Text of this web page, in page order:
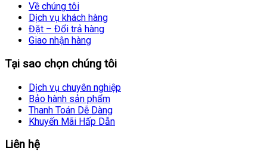
Về chúng tôi
Dịch vụ khách hàng
Đặt – Đổi trả hàng
Giao nhận hàng
Tại sao chọn chúng tôi
Dịch vụ chuyên nghiệp
Bảo hành sản phẩm
Thanh Toán Dễ Dàng
Khuyến Mãi Hấp Dẫn
Liên hệ